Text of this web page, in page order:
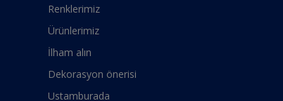
Renklerimiz
Ürünlerimiz
İlham alın
Dekorasyon önerisi
Ustamburada